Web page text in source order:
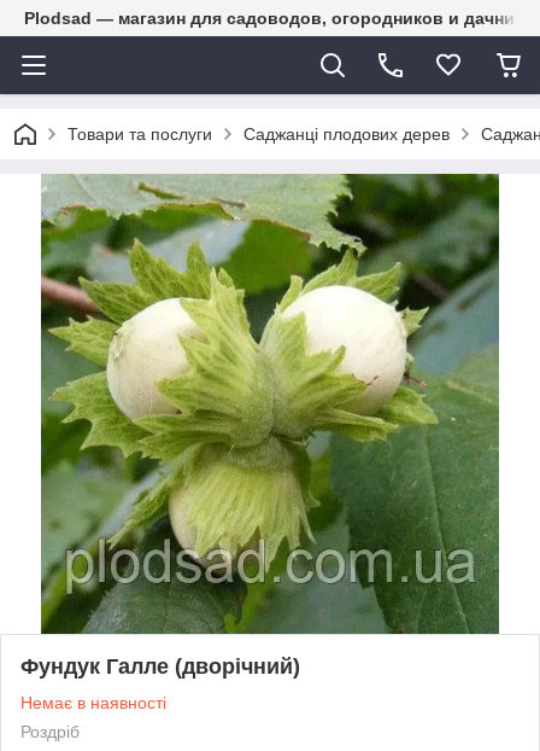
Plodsad — магазин для садоводов, огородников и
Товари та послуги Саджанці плодових дерев
Фундук Галле (дворічний)
Немає в наявності
Роздріб